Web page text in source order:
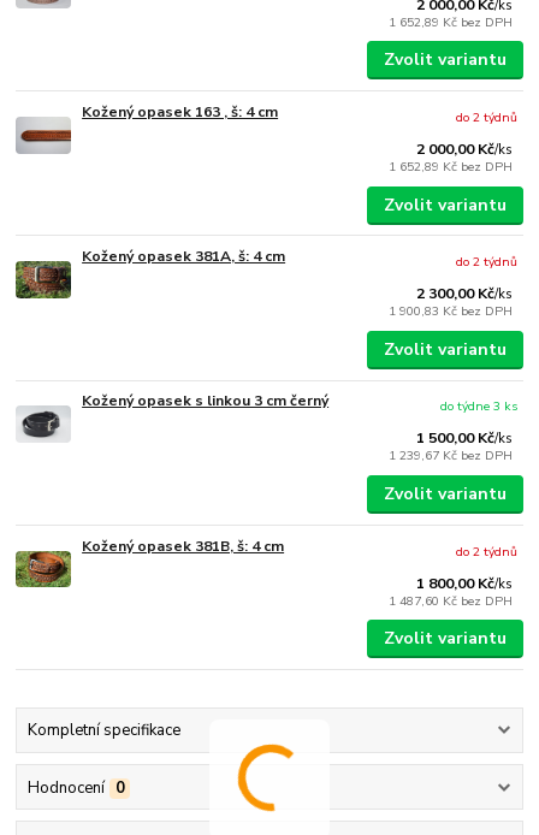
2 000,00 Kč/ks
1 652,89 Kč bez DPH
Zvolit variantu
Kožený opasek 163 , š: 4 cm
2 000,00 Kč/ks
1 652,89 Kč bez DPH
do 2 týdnů
Zvolit variantu
Kožený opasek 381A, š: 4 cm
2 300,00 Kč/ks
1 900,83 Kč bez DPH
do 2 týdnů
Zvolit variantu
Kožený opasek s linkou 3 cm černý
1 500,00 Kč/ks
1 239,67 Kč bez DPH
do týdne 3 ks
Zvolit variantu
Kožený opasek 381B, š: 4 cm
1 800,00 Kč/ks
1 487,60 Kč bez DPH
do 2 týdnů
Zvolit variantu
Kompletní specifikace
Hodnocení 0